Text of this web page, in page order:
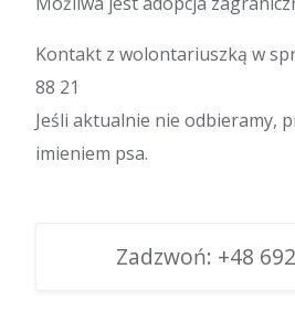
Kontakt z wolontariuszką w
88 21
Jeśli aktualnie nie odbieramy,
imieniem psa.
Zadzwoń: +48